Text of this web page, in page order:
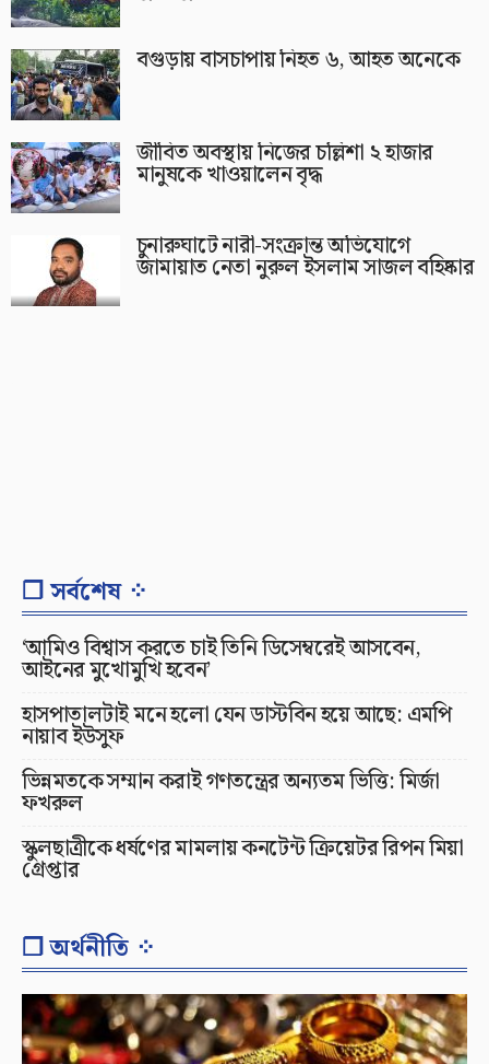
বগুড়ায় বাসচাপায় নিহত ৬, আহত অনেকে
জীবিত অবস্থায় নিজের চল্লিশা ২ হাজার
মানুষকে খাওয়ালেন বৃদ্ধ
চুনারুঘাটে নারী-সংক্রান্ত অভিযোগে
জামায়াত নেতা নুরুল ইসলাম সাজল বহিষ্কার
❐ সর্বশেষ ⁘
‘আমিও বিশ্বাস করতে চাই তিনি ডিসেম্বরেই আসবেন,
আইনের মুখোমুখি হবেন’
হাসপাতালটাই মনে হলো যেন ডাস্টবিন হয়ে আছে: এমপি
নায়াব ইউসুফ
ভিন্নমতকে সম্মান করাই গণতন্ত্রের অন্যতম ভিত্তি: মির্জা
ফখরুল
স্কুলছাত্রীকে ধর্ষণের মামলায় কনটেন্ট ক্রিয়েটর রিপন মিয়া
গ্রেপ্তার
❐ অর্থনীতি ⁘